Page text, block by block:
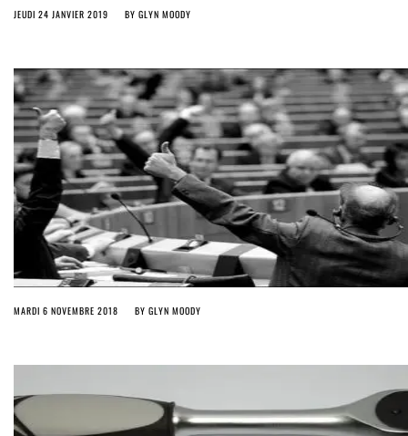
JEUDI 24 JANVIER 2019 BY GLYN MOODY
MARDI 6 NOVEMBRE 2018 BY GLYN MOODY